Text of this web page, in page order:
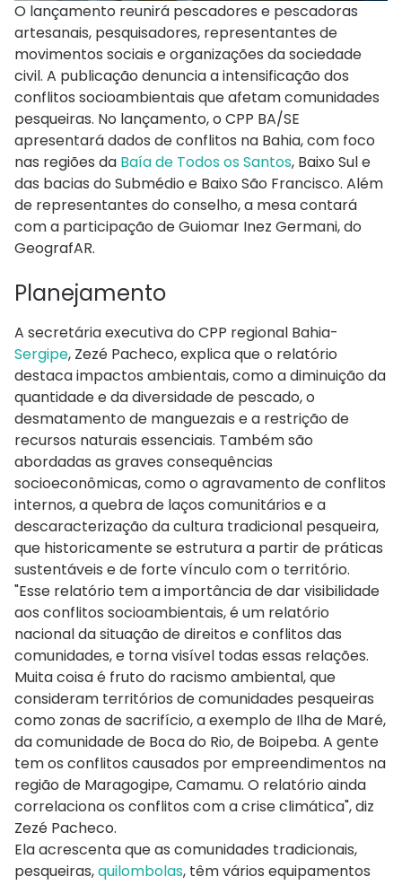
O lançamento reunirá pescadores e pescadoras
artesanais, pesquisadores, representantes de
movimentos sociais e organizações da sociedade
civil. A publicação denuncia a intensificação dos
conflitos socioambientais que afetam comunidades
pesqueiras. No lançamento, o CPP BA/SE
apresentará dados de conflitos na Bahia, com foco
nas regiões da Baía de Todos os Santos, Baixo Sul e
das bacias do Submédio e Baixo São Francisco. Além
de representantes do conselho, a mesa contará
com a participação de Guiomar Inez Germani, do
GeografAR.
Planejamento
A secretária executiva do CPP regional Bahia-
Sergipe, Zezé Pacheco, explica que o relatório
destaca impactos ambientais, como a diminuição da
quantidade e da diversidade de pescado, o
desmatamento de manguezais e a restrição de
recursos naturais essenciais. Também são
abordadas as graves consequências
socioeconômicas, como o agravamento de conflitos
internos, a quebra de laços comunitários e a
descaracterização da cultura tradicional pesqueira,
que historicamente se estrutura a partir de práticas
sustentáveis e de forte vínculo com o território.
"Esse relatório tem a importância de dar visibilidade
aos conflitos socioambientais, é um relatório
nacional da situação de direitos e conflitos das
comunidades, e torna visível todas essas relações.
Muita coisa é fruto do racismo ambiental, que
consideram territórios de comunidades pesqueiras
como zonas de sacrifício, a exemplo de Ilha de Maré,
da comunidade de Boca do Rio, de Boipeba. A gente
tem os conflitos causados por empreendimentos na
região de Maragogipe, Camamu. O relatório ainda
correlaciona os conflitos com a crise climática", diz
Zezé Pacheco.
Ela acrescenta que as comunidades tradicionais,
pesqueiras,quilombolas, têm vários equipamentos